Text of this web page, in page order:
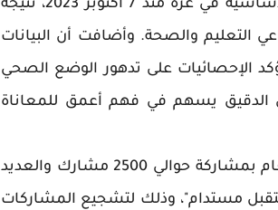
وأشارت د. عوض، أن القصة تستعرض الانقطاع الحاد للخدمات الأساسية في غزة منذ 7 أكتوبر 2023، نتيجة
التعليم والصحة. وأضافت أن البيانات
الإحصائيات على تدهور الوضع الصحي
الدقيق يسهم في فهم أعمق للمعاناة
ونوهت د. عوض أنه تم اطلاق مسابقة ArcGIS StoryMaps لهذا العام بمشاركة حوالي 2500 مشارك والعديد
مستدام"، وذلك لتشجيع المشاركات